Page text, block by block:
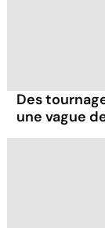
Des
une vague